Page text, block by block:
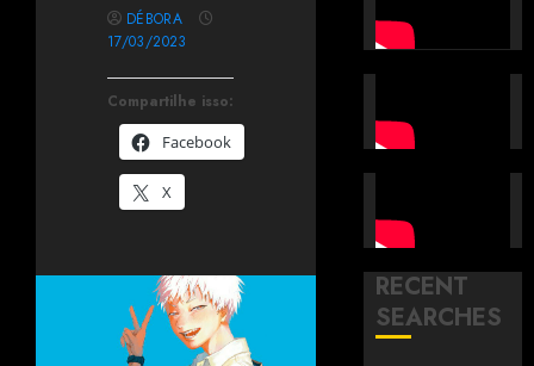
Compartilhe isso:
Facebook
X
DÉBORA
17/03/2023
RECENT
SEARCHES